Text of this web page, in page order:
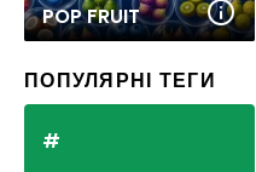
POP FRUIT
ПОПУЛЯРНІ ТЕГИ